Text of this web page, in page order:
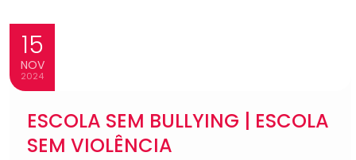
15
NOV
2024
ESCOLA SEM BULLYING | ESCOLA
SEM VIOLÊNCIA